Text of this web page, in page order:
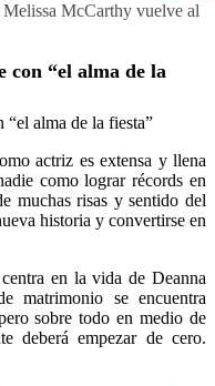
Melissa McCarthy vuelve al
con “el alma de la
actriz es extensa y llena
como lograr récords en
muchas risas y sentido del
historia y convertirse en
en la vida de Deanna
matrimonio se encuentra
sobre todo en medio de
deberá empezar de cero.